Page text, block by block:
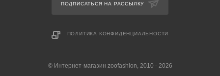
ПОДПИСАТЬСЯ НА РАССЫЛКУ
ПОЛИТИКА КОНФИДЕНЦИАЛЬНОСТИ
© Интернет-магазин zoofashion, 2010 - 2026